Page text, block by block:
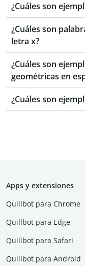
¿Cuáles son
¿Cuáles son
letra x?
¿Cuáles son
geométricas en
¿Cuáles son
Apps y extensiones
Quillbot para Chrome
Quillbot para Edge
Quillbot para Safari
Quillbot para Android